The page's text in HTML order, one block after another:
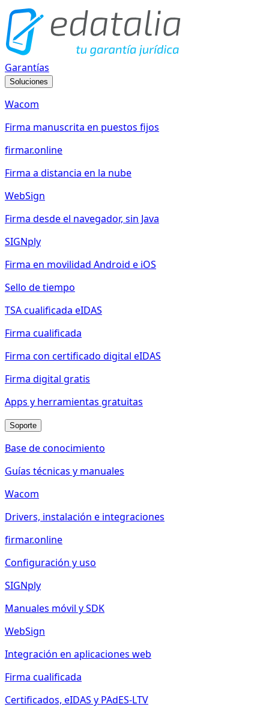
Garantías
Soluciones
Wacom
Firma manuscrita en puestos fijos
firmar.online
Firma a distancia en la nube
WebSign
Firma desde el navegador, sin Java
SIGNply
Firma en movilidad Android e iOS
Sello de tiempo
TSA cualificada eIDAS
Firma cualificada
Firma con certificado digital eIDAS
Firma digital gratis
Apps y herramientas gratuitas
Soporte
Base de conocimiento
Guías técnicas y manuales
Wacom
Drivers, instalación e integraciones
firmar.online
Configuración y uso
SIGNply
Manuales móvil y SDK
WebSign
Integración en aplicaciones web
Firma cualificada
Certificados, eIDAS y PAdES-LTV